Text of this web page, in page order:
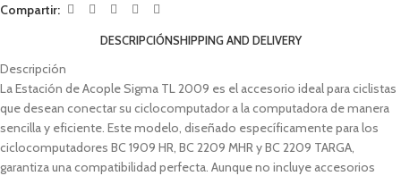
Compartir:
DESCRIPCIÓNSHIPPING AND DELIVERY
Descripción
La Estación de Acople Sigma TL 2009 es el accesorio ideal para ciclistas
que desean conectar su ciclocomputador a la computadora de manera
sencilla y eficiente. Este modelo, diseñado específicamente para los
ciclocomputadores BC 1909 HR, BC 2209 MHR y BC 2209 TARGA,
garantiza una compatibilidad perfecta. Aunque no incluye accesorios